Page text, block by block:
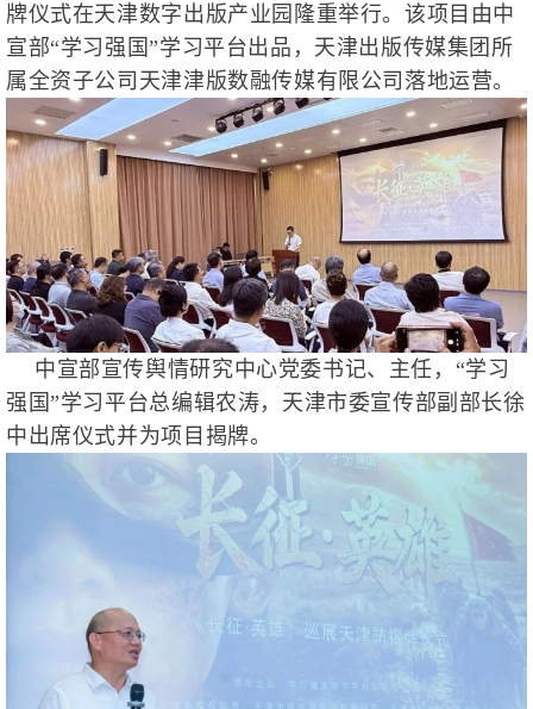
牌仪式在天津数字出版产业园隆重举行。该项目由中
宣部“学习强国”学习平台出品，天津出版传媒集团所
属全资子公司天津津版数融传媒有限公司落地运营。
中宣部宣传舆情研究中心党委书记、主任，“学习
强国”学习平台总编辑农涛，天津市委宣传部副部长徐
中出席仪式并为项目揭牌。